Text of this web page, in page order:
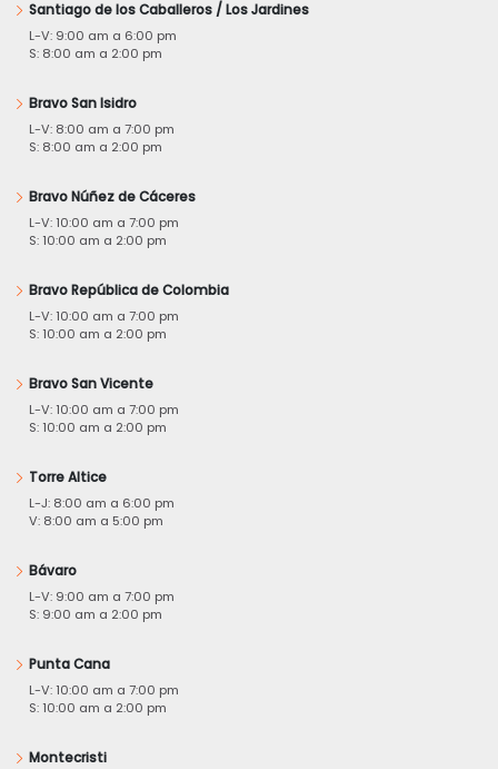
Santiago de los Caballeros / Los Jardines
L-V: 9:00 am a 6:00 pm
S: 8:00 am a 2:00 pm
Bravo San Isidro
L-V: 8:00 am a 7:00 pm
S: 8:00 am a 2:00 pm
Bravo Núñez de Cáceres
L-V: 10:00 am a 7:00 pm
S: 10:00 am a 2:00 pm
Bravo República de Colombia
L-V: 10:00 am a 7:00 pm
S: 10:00 am a 2:00 pm
Bravo San Vicente
L-V: 10:00 am a 7:00 pm
S: 10:00 am a 2:00 pm
Torre Altice
L-J: 8:00 am a 6:00 pm
V: 8:00 am a 5:00 pm
Bávaro
L-V: 9:00 am a 7:00 pm
S: 9:00 am a 2:00 pm
Punta Cana
L-V: 10:00 am a 7:00 pm
S: 10:00 am a 2:00 pm
Montecristi